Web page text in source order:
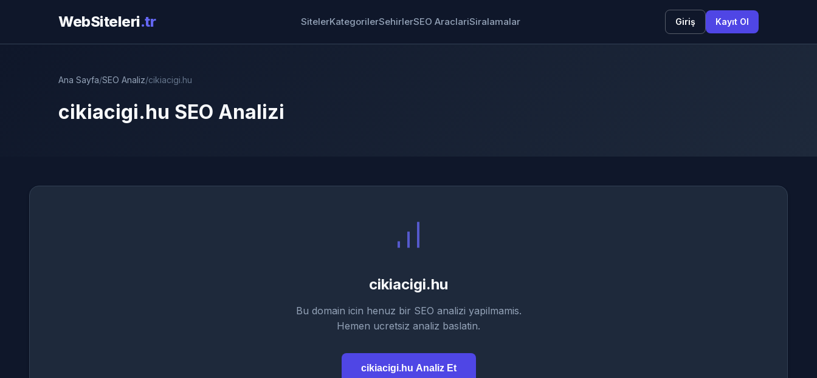
WebSiteleri.tr SitelerKategorilerSehirlerSEO AraclariSiralamalar Giriş Kayıt Ol
Ana Sayfa/SEO Analiz/cikiacigi.hu
cikiacigi.hu SEO Analizi
cikiacigi.hu
Bu domain icin henuz bir SEO analizi yapilmamis.
Hemen ucretsiz analiz baslatin.
cikiacigi.hu Analiz Et